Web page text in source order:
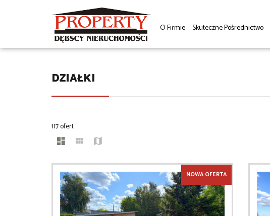
O Firmie Skuteczne Pośrednictwo
DZIAŁKI
117 ofert
NOWA OFERTA